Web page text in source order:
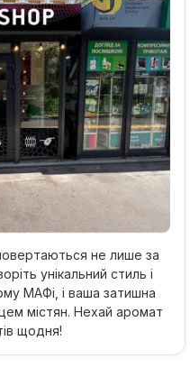
не лише за
унікальний стиль і
МАФі, і ваша затишна
містян. Нехай аромат
щодня!